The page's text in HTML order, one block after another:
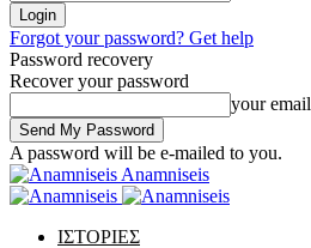
Forgot your password? Get help
Password recovery
Recover your password
your email
A password will be e-mailed to you.
Anamniseis
ΙΣΤΟΡΙΕΣ